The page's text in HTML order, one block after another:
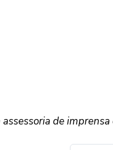
de